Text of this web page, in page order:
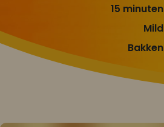
15 minuten
Mild
Bakken